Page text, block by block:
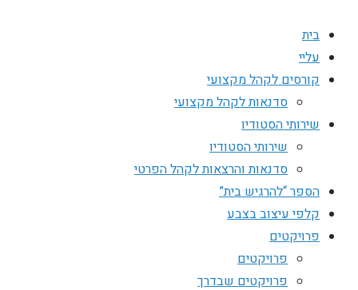
בית
עליי
קורסים לקהל מקצועי
סדנאות לקהל מקצועי
שירותי הסטודיו
שירותי הסטודיו
סדנאות והרצאות לקהל הפרטי
הספר “להרגיש בית”
קלפי עיצוב בצבע
פרויקטים
פרויקטים
פרויקטים שבדרך